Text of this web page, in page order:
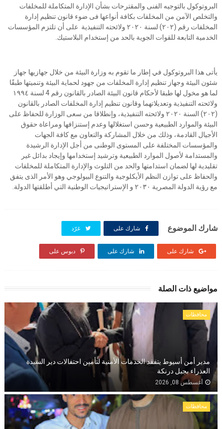
البروتوكول بالتوجيه الفنى والمقترحات بشأن الإدارة المتكاملة للمخلفات
والتخلص الآمن من المخلفات بكافة أنواعها فى ضوء قانون تنظيم إدارة
المخلفات رقم (۲۰۲) لسنة ۲۰۲۰ ولائحته التنفيذية على أن تلتزم المؤسسات
الخدمية التابعة للقوات الجوية بالحد من إستخدام البلاستيك.
يأتى هذا البروتوكول في إطار ما تقوم به وزارة البيئة من خلال جهازيها جهاز
شئون البيئة وجهاز تنظيم إدارة المخلفات من جهود لحماية البيئة وتنميتها طبقًا
لما هو مخول لها طبقا لأحكام قانون البيئة الصادر بالقانون رقم 4 لسنة ١٩٩٤
ولائحته التنفيذية وتعديلاتهما وقانون تنظيم إدارة المخلفات الصادر بالقانون
(۲۰۲) السنة ۲۰۲۰ ولائحته التنفيذية، وإنطلاقا من سعى الوزارة للحفاظ على
البيئة والموارد الطبيعية وحسن استغلالها وعدم إستنزافها ومراعاة حقوق
الأجيال القادمة، وذلك من خلال المشاركة والتعاون مع كافة الجهات
والمؤسسات المختلفة على المستوى الوطنى من أجل الإدارة الرشيدة
والمستدامة لأصول الموارد الطبيعية وترشيد إستخدامها وإيجاد بدائل غير
تقليدية لها لضمان استدامتها والحد من التلوث والإدارة المتكاملة للمخلفات
والحفاظ على توازن النظم الأيكلوجية والتنوع البيولوجي وهو الأمر الذى يتفق
مع رؤية الدولة المصرية ۲۰۳۰ و الإستراتيجيات الوطنية التي أطلقتها الدولة.
شارك الموضوع شارك على غرّد
شارك على شارك على دبوس على
مواضيع ذات الصلة
محافظات
مدير أمن أسيوط يتفقد الخدمات الأمنية لتأمين احتفالات دير السيدة
العذراء بجبل درنكة
أغسطس 08, 2026
محافظات